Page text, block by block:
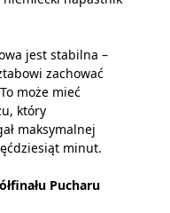
jest stabilna –
zachować
może mieć
który
maksymalnej
minut.
Pucharu